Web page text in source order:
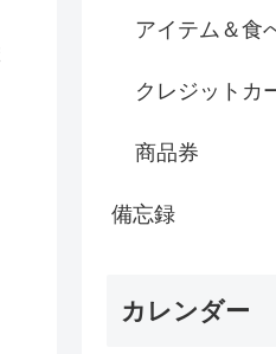
アイテム＆食
クレジットカ
商品券
備忘録
カレンダー